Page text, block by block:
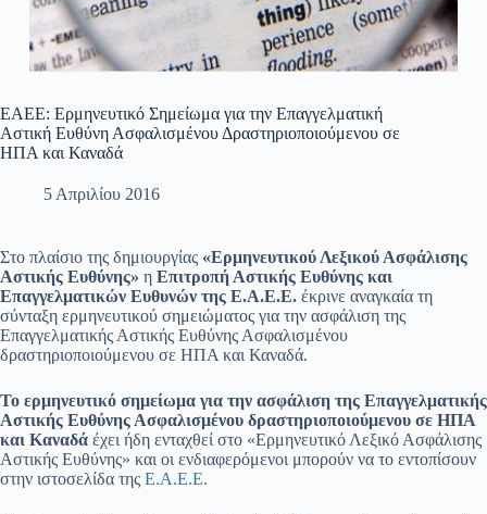
ΕΑΕΕ: Ερμηνευτικό Σημείωμα για την Επαγγελματική
Αστική Ευθύνη Ασφαλισμένου Δραστηριοποιούμενου σε
ΗΠΑ και Καναδά
5 Απριλίου 2016
Στο πλαίσιο της δημιουργίας «Ερμηνευτικού Λεξικού Ασφάλισης
Αστικής Ευθύνης» η Επιτροπή Αστικής Ευθύνης και
Επαγγελματικών Ευθυνών της Ε.Α.Ε.Ε. έκρινε αναγκαία τη
σύνταξη ερμηνευτικού σημειώματος για την ασφάλιση της
Επαγγελματικής Αστικής Ευθύνης Ασφαλισμένου
δραστηριοποιούμενου σε ΗΠΑ και Καναδά.
Το ερμηνευτικό σημείωμα για την ασφάλιση της Επαγγελματικής
Αστικής Ευθύνης Ασφαλισμένου δραστηριοποιούμενου σε ΗΠΑ
και Καναδά έχει ήδη ενταχθεί στο «Ερμηνευτικό Λεξικό Ασφάλισης
Αστικής Ευθύνης» και οι ενδιαφερόμενοι μπορούν να το εντοπίσουν
στην ιστοσελίδα της Ε.Α.Ε.Ε.